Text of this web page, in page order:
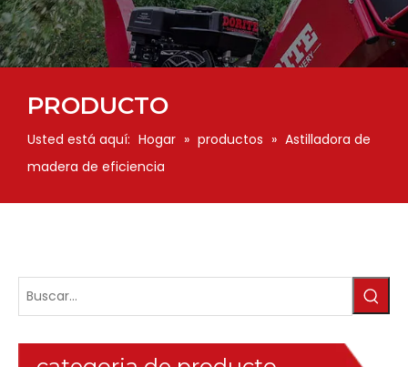
PRODUCTO
Usted está aquí: Hogar » productos » Astilladora de
madera de eficiencia